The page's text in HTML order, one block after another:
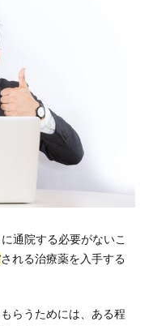
通院する必要がないこ
される治療薬を入手する
らうためには、ある程